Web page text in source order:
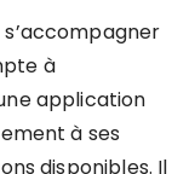
à
application
à ses
disponibles. Il